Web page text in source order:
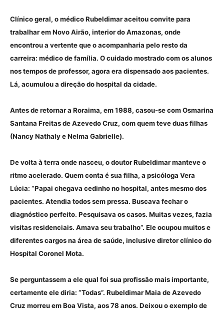
Clínico geral, o médico Rubeldimar aceitou convite para
trabalhar em Novo Airão, interior do Amazonas, onde
encontrou a vertente que o acompanharia pelo resto da
carreira: médico de família. O cuidado mostrado com os alunos
nos tempos de professor, agora era dispensado aos pacientes.
Lá, acumulou a direção do hospital da cidade.
Antes de retornar a Roraima, em 1988, casou-se com Osmarina
Santana Freitas de Azevedo Cruz, com quem teve duas filhas
(Nancy Nathaly e Nelma Gabrielle).
De volta à terra onde nasceu, o doutor Rubeldimar manteve o
ritmo acelerado. Quem conta é sua filha, a psicóloga Vera
Lúcia: “Papai chegava cedinho no hospital, antes mesmo dos
pacientes. Atendia todos sem pressa. Buscava fechar o
diagnóstico perfeito. Pesquisava os casos. Muitas vezes, fazia
visitas residenciais. Amava seu trabalho”. Ele ocupou muitos e
diferentes cargos na área de saúde, inclusive diretor clínico do
Hospital Coronel Mota.
Se perguntassem a ele qual foi sua profissão mais importante,
certamente ele diria: “Todas”. Rubeldimar Maia de Azevedo
Cruz morreu em Boa Vista, aos 78 anos. Deixou o exemplo de